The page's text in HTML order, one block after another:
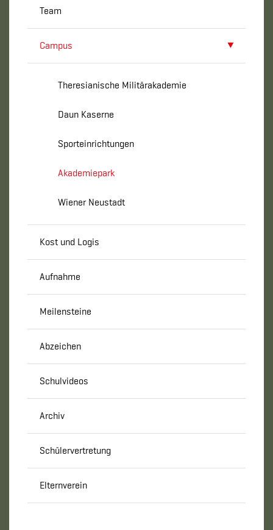
Team
Campus
Theresianische Militärakademie
Daun Kaserne
Sporteinrichtungen
Akademiepark
Wiener Neustadt
Kost und Logis
Aufnahme
Meilensteine
Abzeichen
Schulvideos
Archiv
Schülervertretung
Elternverein